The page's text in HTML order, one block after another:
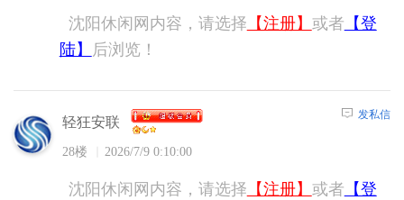
沈阳休闲网内容，请选择 【注册】 或者 【登
陆】
后浏览！
轻狂安联
28楼 2026/7/9 0:10:00
发私信
沈阳休闲网内容，请选择 【注册】 或者 【登